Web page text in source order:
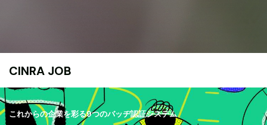
CINRA JOB
これからの企業を彩る9つのバッヂ認証システム